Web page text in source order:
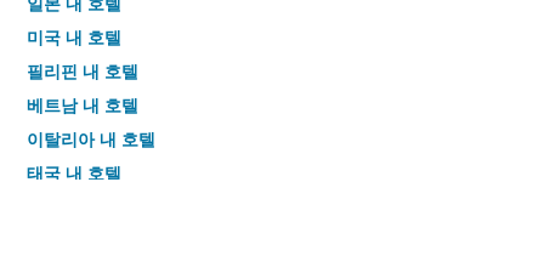
미국 내 호텔
필리핀 내 호텔
베트남 내 호텔
이탈리아 내 호텔
태국 내 호텔